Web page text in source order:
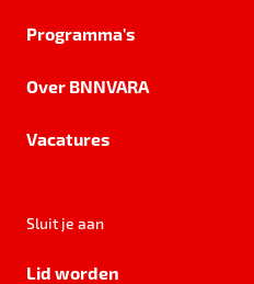
Programma's
Over BNNVARA
Vacatures
Sluit je aan
Lid worden